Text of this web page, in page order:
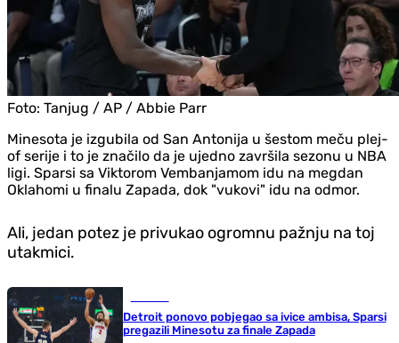
Foto: Tanjug / AP / Abbie Parr
Minesota je izgubila od San Antonija u šestom meču plej-
of serije i to je značilo da je ujedno završila sezonu u NBA
ligi. Sparsi sa Viktorom Vembanjamom idu na megdan
Oklahomi u finalu Zapada, dok "vukovi" idu na odmor.
Ali, jedan potez je privukao ogromnu pažnju na toj
utakmici.
Detroit ponovo pobjegao sa ivice ambisa, Sparsi
pregazili Minesotu za finale Zapada